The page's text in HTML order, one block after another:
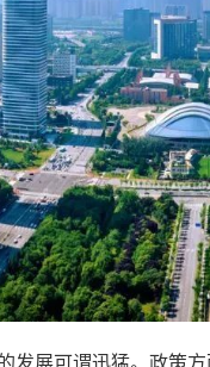
发展可谓迅猛。政策